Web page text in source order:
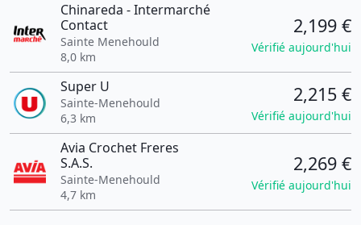
Chinareda - Intermarché
Contact
Sainte Menehould
8,0 km
2,199 €
Vérifié aujourd'hui
Super U
Sainte-Menehould
6,3 km
2,215 €
Vérifié aujourd'hui
Avia Crochet Freres
S.A.S.
Sainte-Menehould
4,7 km
2,269 €
Vérifié aujourd'hui